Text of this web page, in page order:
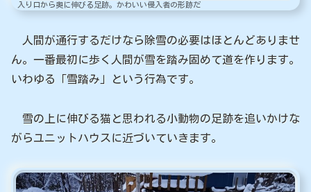
入り口から奥に伸びる足跡。かわいい侵入者の形跡だ
人間が通行するだけなら除雪の必要はほとんどありませ
ん。一番最初に歩く人間が雪を踏み固めて道を作ります。
いわゆる「雪踏み」という行為です。
雪の上に伸びる猫と思われる小動物の足跡を追いかけな
がらユニットハウスに近づいていきます。